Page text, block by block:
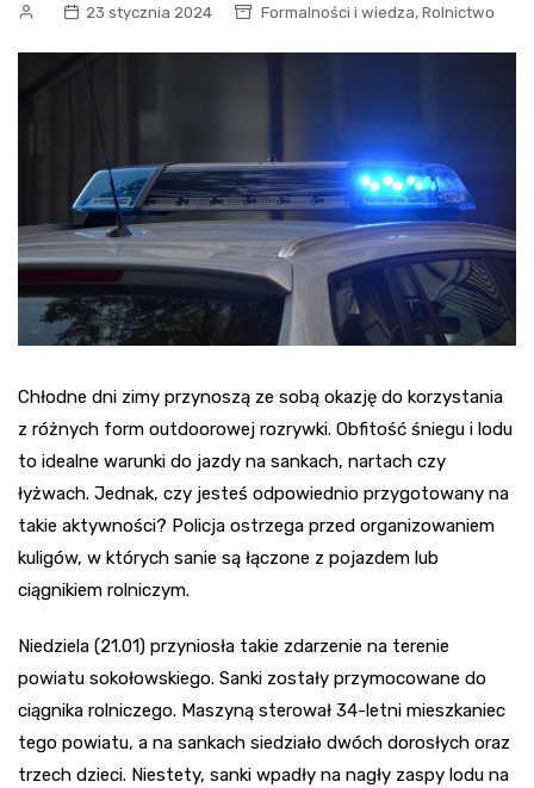
23 stycznia 2024 Formalności i wiedza, Rolnictwo
Chłodne dni zimy przynoszą ze sobą okazję do korzystania
z różnych form outdoorowej rozrywki. Obfitość śniegu i lodu
to idealne warunki do jazdy na sankach, nartach czy
łyżwach. Jednak, czy jesteś odpowiednio przygotowany na
takie aktywności? Policja ostrzega przed organizowaniem
kuligów, w których sanie są łączone z pojazdem lub
ciągnikiem rolniczym.
Niedziela (21.01) przyniosła takie zdarzenie na terenie
powiatu sokołowskiego. Sanki zostały przymocowane do
ciągnika rolniczego. Maszyną sterował 34-letni mieszkaniec
tego powiatu, a na sankach siedziało dwóch dorosłych oraz
trzech dzieci. Niestety, sanki wpadły na nagły zaspy lodu na